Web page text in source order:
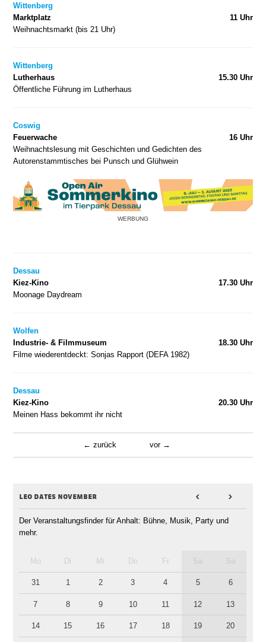
Wittenberg
11 Uhr
Marktplatz
Weihnachtsmarkt (bis 21 Uhr)
Wittenberg
15.30 Uhr
Lutherhaus
Öffentliche Führung im Lutherhaus
Coswig
16 Uhr
Feuerwache
Weihnachtslesung mit Geschichten und Gedichten des
Autorenstammtisches bei Punsch und Glühwein
WERBUNG
Dessau
17.30 Uhr
Kiez-Kino
Moonage Daydream
Wolfen
18.30 Uhr
Industrie- & Filmmuseum
Filme wiederentdeckt: Sonjas Rapport (DEFA 1982)
Dessau
20.30 Uhr
Kiez-Kino
Meinen Hass bekommt ihr nicht
zurück vor
leo dates november < >
Der Veranstaltungsfinder für Anhalt: Bühne, Musik, Party und
mehr.
Mo Di Mi Do Fr
31 1 2 3 4 5 6
7 8 9 10 11 12 13
14 15 16 17 18 19 20